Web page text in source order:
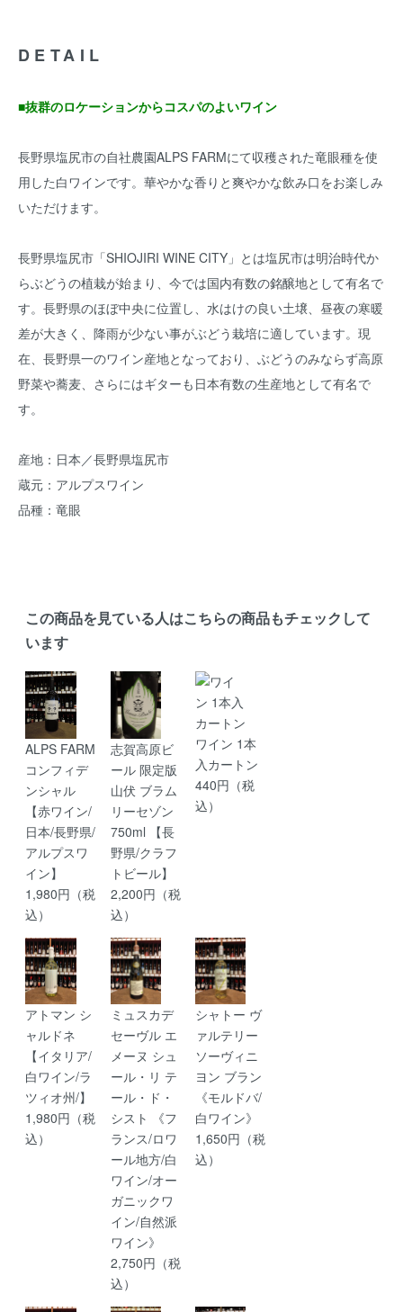
DETAIL
■抜群のロケーションからコスパのよいワイン
長野県塩尻市の自社農園ALPS FARMにて収穫された竜眼種を使
用した白ワインです。華やかな香りと爽やかな飲み口をお楽しみ
いただけます。
長野県塩尻市「SHIOJIRI WINE CITY」とは塩尻市は明治時代か
らぶどうの植栽が始まり、今では国内有数の銘醸地として有名で
す。長野県のほぼ中央に位置し、水はけの良い土壌、昼夜の寒暖
差が大きく、降雨が少ない事がぶどう栽培に適しています。現
在、長野県一のワイン産地となっており、ぶどうのみならず高原
野菜や蕎麦、さらにはギターも日本有数の生産地として有名で
す。
産地：日本／長野県塩尻市
蔵元：アルプスワイン
品種：竜眼
この商品を見ている人はこちらの商品もチェックして
います
ALPS FARM
コンフィデ
ンシャル
【赤ワイン/
日本/長野県/
アルプスワ
イン】
1,980円（税
込）
志賀高原ビ
ール 限定版
山伏 ブラム
リーセゾン
750ml 【長
野県/クラフ
トビール】
2,200円（税
込）
ワイン 1本
入カートン
440円（税
込）
アトマン シ
ャルドネ
【イタリア/
白ワイン/ラ
ツィオ州/】
1,980円（税
込）
ミュスカデ
セーヴル エ
メーヌ シュ
ール・リ テ
ール・ド・
シスト 《フ
ランス/ロワ
ール地方/白
ワイン/オー
ガニックワ
イン/自然派
ワイン》
2,750円（税
込）
シャトー ヴ
ァルテリー
ソーヴィニ
ヨン ブラン
《モルドバ/
白ワイン》
1,650円（税
込）